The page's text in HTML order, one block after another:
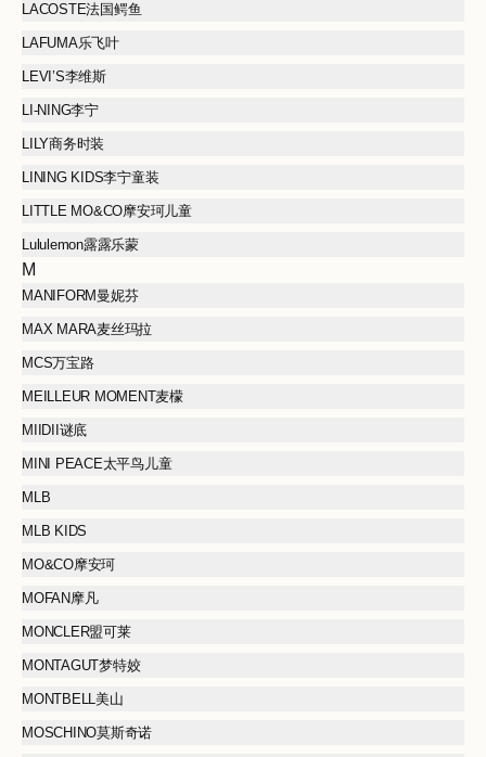
LACOSTE法国鳄鱼
LAFUMA乐飞叶
LEVI’S李维斯
LI-NING李宁
LILY商务时装
LINING KIDS李宁童装
LITTLE MO&CO摩安珂儿童
Lululemon露露乐蒙
M
MANIFORM曼妮芬
MAX MARA麦丝玛拉
MCS万宝路
MEILLEUR MOMENT麦檬
MIIDII谜底
MINI PEACE太平鸟儿童
MLB
MLB KIDS
MO&CO摩安珂
MOFAN摩凡
MONCLER盟可莱
MONTAGUT梦特姣
MONTBELL美山
MOSCHINO莫斯奇诺